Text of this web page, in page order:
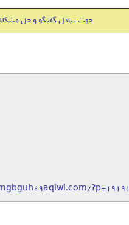
جهت تبادل گفتگو و حل
?p=19191